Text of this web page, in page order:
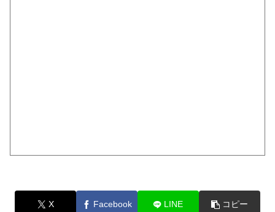
X Facebook LINE コピー